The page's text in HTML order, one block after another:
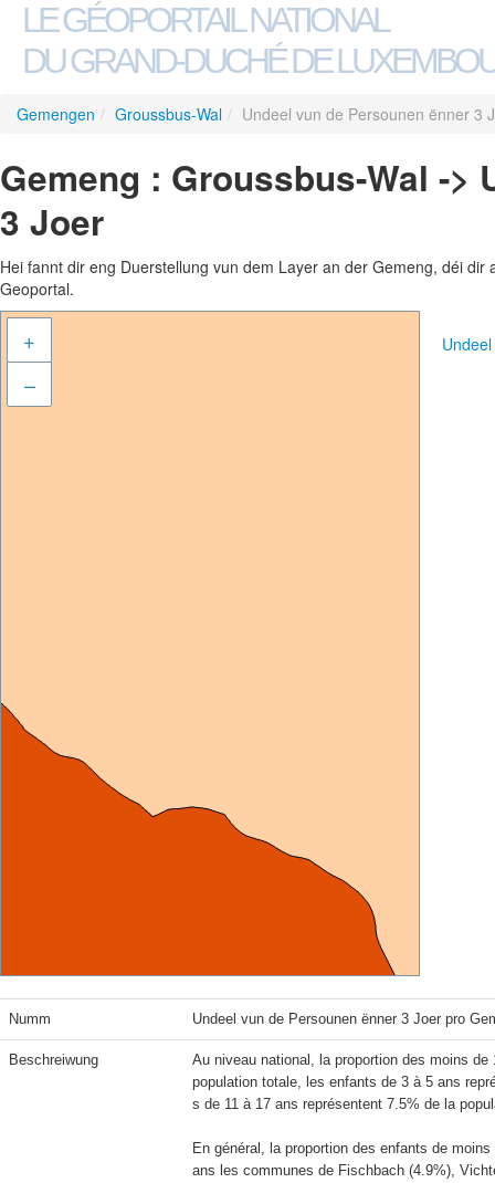
LE GÉOPORTAIL NATIONAL
DU GRAND-DUCHÉ DE
Gemengen / Groussbus-Wal / Undeel vun de Persounen ënner 3
Gemeng : Groussbus-Wal ->
3 Joer
Hei fannt dir eng Duerstellung vun dem Layer an der Gemeng, déi
Geoportal.
+
–
Numm Undeel vun de Persounen ënner 3 Joer pro
Beschreiwung
Au niveau national, la proportion des moins
population totale, les enfants de 3 à 5 ans
s de 11 à 17 ans représentent 7.5% de la
En général, la proportion des enfants de
ans les communes de Fischbach (4.9%),